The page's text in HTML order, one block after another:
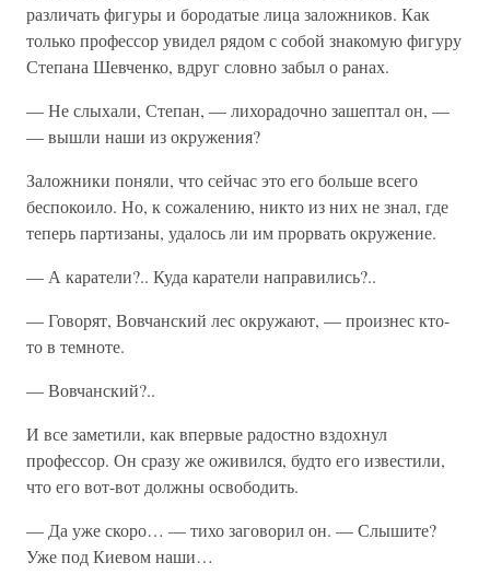
различать фигуры и бородатые лица заложников. Как
только профессор увидел рядом с собой знакомую фигуру
Степана Шевченко, вдруг словно забыл о ранах.
— Не слыхали, Степан, — лихорадочно зашептал он, —
— вышли наши из окружения?
Заложники поняли, что сейчас это его больше всего
беспокоило. Но, к сожалению, никто из них не знал, где
теперь партизаны, удалось ли им прорвать окружение.
— А каратели?.. Куда каратели направились?..
— Говорят, Вовчанский лес окружают, — произнес кто-
то в темноте.
— Вовчанский?..
И все заметили, как впервые радостно вздохнул
профессор. Он сразу же оживился, будто его известили,
что его вот-вот должны освободить.
— Да уже скоро… — тихо заговорил он. — Слышите?
Уже под Киевом наши…